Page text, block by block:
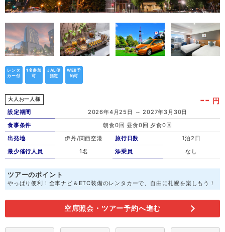
レンタ
カー付
1名参加
可
JAL便
指定
WEB予
約可
大人お一人様 -- 円
設定期間
2026年4月25日 ～ 2027年3月30日
食事条件
朝食0回 昼食0回 夕食0回
出発地
伊丹/関西空港
最少催行人員
1名
旅行日数
1泊2日
添乗員
なし
ツアーのポイント
やっぱり便利！全車ナビ＆ETC装備のレンタカーで、自由に札幌を楽しもう！
空席照会・ツアー予約へ進む